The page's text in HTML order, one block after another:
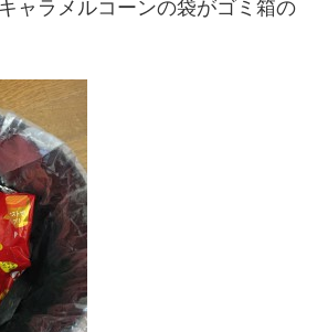
ャラメルコーンの袋がゴミ箱の